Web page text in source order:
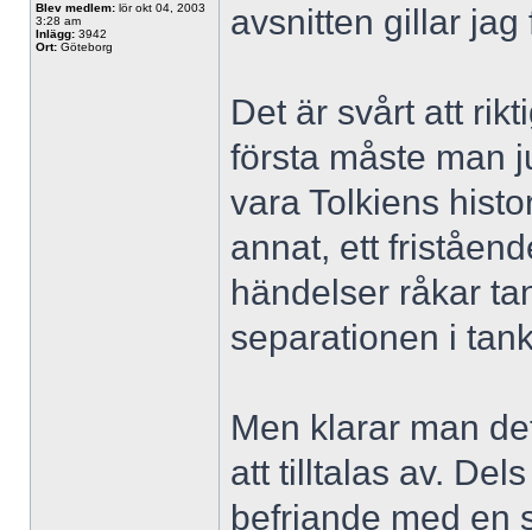
Blev medlem: lör okt 04, 2003
3:28 am
Inlägg: 3942
Ort: Göteborg
avsnitten gillar jag
Det är svårt att
första måste man
vara Tolkiens
annat, ett
händelser råkar
separationen i
Men klarar man
att tilltalas av.
befriande med en